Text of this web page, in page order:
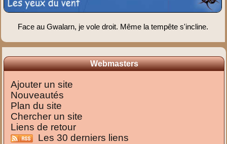
Face au Gwalarn, je vole droit. Même la tempête s'incline.
Webmasters
Ajouter un site
Nouveautés
Plan du site
Chercher un site
Liens de retour
Les 30 derniers liens